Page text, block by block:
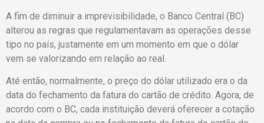
A fim de diminuir a imprevisibilidade, o Banco Central (BC)
alterou as regras que regulamentavam as operações desse
tipo no país, justamente em um momento em que o dólar
vem se valorizando em relação ao real.
Até então, normalmente, o preço do dólar utilizado era o da
data do fechamento da fatura do cartão de crédito. Agora, de
acordo com o BC, cada instituição deverá oferecer a cotação